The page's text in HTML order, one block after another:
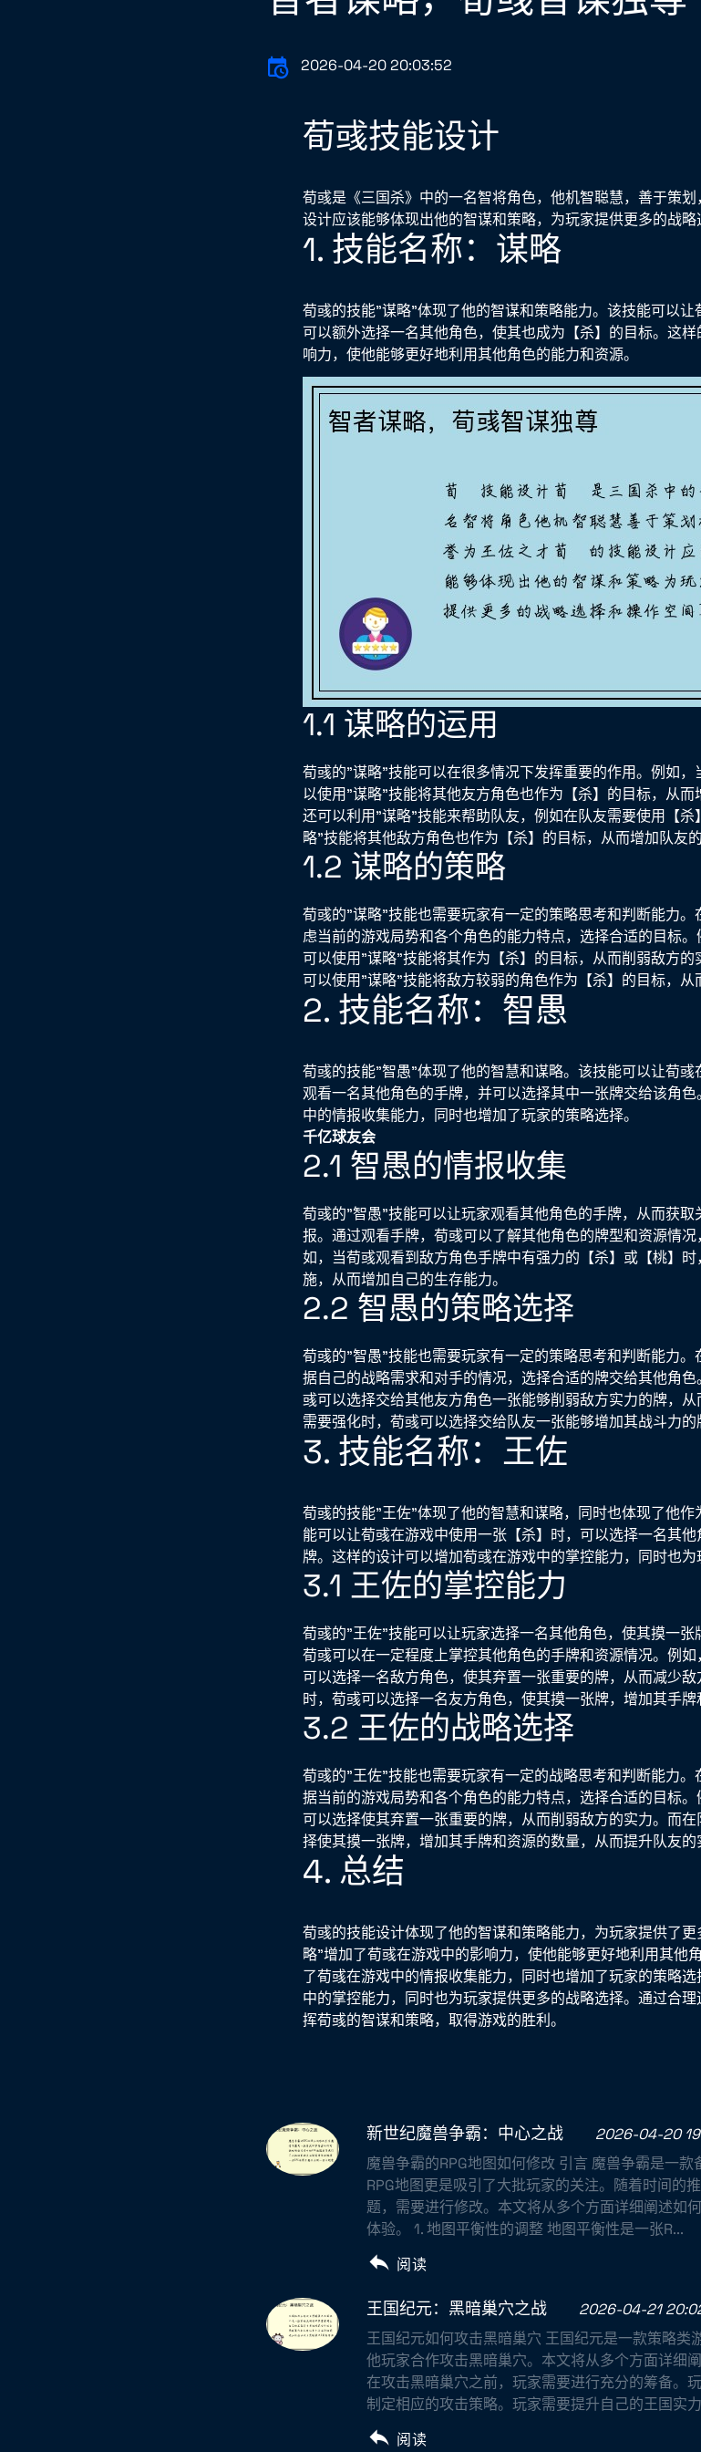
2026-04-20 20:03:52
荀彧技能设计
荀彧是《三国杀》中的一名智将角色，他机智聪慧，善于策
设计应该能够体现出他的智谋和策略，为玩家提供更多的战略
1. 技能名称：谋略
荀彧的技能"谋略"体现了他的智谋和策略能力。该技能可以让
可以额外选择一名其他角色，使其也成为【杀】的目标。这
响力，使他能够更好地利用其他角色的能力和资源。
1.1 谋略的运用
荀彧的"谋略"技能可以在很多情况下发挥重要的作用。例如
以使用"谋略"技能将其他友方角色也作为【杀】的目标，从
还可以利用"谋略"技能来帮助队友，例如在队友需要使用【
略"技能将其他敌方角色也作为【杀】的目标，从而增加队友的
1.2 谋略的策略
荀彧的"谋略"技能也需要玩家有一定的策略思考和判断能力
虑当前的游戏局势和各个角色的能力特点，选择合适的目标
可以使用"谋略"技能将其作为【杀】的目标，从而削弱敌方
可以使用"谋略"技能将敌方较弱的角色作为【杀】的目标，从
2. 技能名称：智愚
荀彧的技能"智愚"体现了他的智慧和谋略。该技能可以让荀
观看一名其他角色的手牌，并可以选择其中一张牌交给该角
中的情报收集能力，同时也增加了玩家的策略选择。
千亿球友会
2.1 智愚的情报收集
荀彧的"智愚"技能可以让玩家观看其他角色的手牌，从而获
报。通过观看手牌，荀彧可以了解其他角色的牌型和资源情
如，当荀彧观看到敌方角色手牌中有强力的【杀】或【桃】
施，从而增加自己的生存能力。
2.2 智愚的策略选择
荀彧的"智愚"技能也需要玩家有一定的策略思考和判断能力
据自己的战略需求和对手的情况，选择合适的牌交给其他角
彧可以选择交给其他友方角色一张能够削弱敌方实力的牌，
需要强化时，荀彧可以选择交给队友一张能够增加其战斗力的
3. 技能名称：王佐
荀彧的技能"王佐"体现了他的智慧和谋略，同时也体现了他
能可以让荀彧在游戏中使用一张【杀】时，可以选择一名其
牌。这样的设计可以增加荀彧在游戏中的掌控能力，同时也为
3.1 王佐的掌控能力
荀彧的"王佐"技能可以让玩家选择一名其他角色，使其摸一张
荀彧可以在一定程度上掌控其他角色的手牌和资源情况。例
可以选择一名敌方角色，使其弃置一张重要的牌，从而减少
时，荀彧可以选择一名友方角色，使其摸一张牌，增加其手牌
3.2 王佐的战略选择
荀彧的"王佐"技能也需要玩家有一定的战略思考和判断能力
据当前的游戏局势和各个角色的能力特点，选择合适的目标
可以选择使其弃置一张重要的牌，从而削弱敌方的实力。而
择使其摸一张牌，增加其手牌和资源的数量，从而提升队友的
4. 总结
荀彧的技能设计体现了他的智谋和策略能力，为玩家提供了
略"增加了荀彧在游戏中的影响力，使他能够更好地利用其他
了荀彧在游戏中的情报收集能力，同时也增加了玩家的策略
中的掌控能力，同时也为玩家提供更多的战略选择。通过合
挥荀彧的智谋和策略，取得游戏的胜利。
新世纪魔兽争霸：中心之战
2026-04-20
魔兽争霸的RPG地图如何修改 引言 魔兽争霸是一
RPG地图更是吸引了大批玩家的关注。随着时间的
题，需要进行修改。本文将从多个方面详细阐述如
体验。 1. 地图平衡性的调整 地图平衡性是一张R...
阅读
王国纪元：黑暗巢穴之战
2026-04-21
王国纪元如何攻击黑暗巢穴 王国纪元是一款策略类
他玩家合作攻击黑暗巢穴。本文将从多个方面详细
在攻击黑暗巢穴之前，玩家需要进行充分的筹备。
制定相应的攻击策略。玩家需要提升自己的王国实
阅读